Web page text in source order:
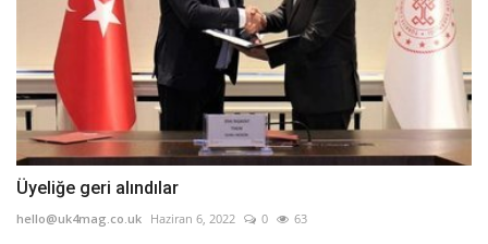
Üyeliğe geri alındılar
hello@uk4mag.co.uk Haziran 6, 2022 0 63